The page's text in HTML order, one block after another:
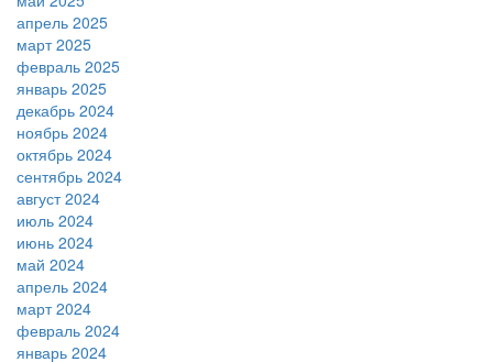
апрель 2025
март 2025
февраль 2025
январь 2025
декабрь 2024
ноябрь 2024
октябрь 2024
сентябрь 2024
август 2024
июль 2024
июнь 2024
май 2024
апрель 2024
март 2024
февраль 2024
январь 2024